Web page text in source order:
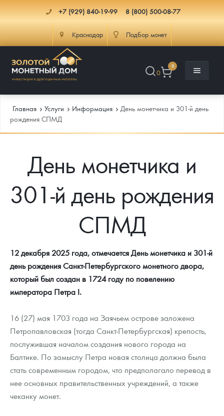
+7 (929) 840-19-99 8 (800) 500-08-77
Краснодар Подбор монет
0
0
Каталог Монет
Инвестиционные монеты
Памятные монеты России и СССР
Монеты Царской России
Монеты стран мира после 1950г
Георгий Победоносец
Золотой червонец Сеятель
Золотые слитки
Аксессуары
Гарри Поттер
Флот: ледоколы и корабли
Как сделать заказ
Гарантии
Выкуп монет
Выкуп серебряных монет
Вопрос - ответ
Памятка для работы с монетами из драгметаллов
Условия возврата
Политика конфиденциальности
Доставка
Информация
Распродажа монет и жетонов
Аналитика и события
Итоги 2025 года. Прогноз курсов золота, серебра, платины на
2026 год
Cтатьи
Георгий Победоносец - динамика цен
Котировки
Курс золота и серебра
Лом выкуп
Скупка слитков
Контакты
Наши преимущества
Письмо директору
Главная Услуги Информация
День монетчика и 301-й день
рождения СПМД
День монетчика и
301-й день рождения
СПМД
12 декабря 2025 года, отмечается День монетчика и 301-й
день рождения Санкт-Петербургского монетного двора,
который был создан в 1724 году по повелению
императора Петра I.
16 (27) мая 1703 года на Заячьем острове заложена
Петропавловская (тогда Санкт-Петербургская) крепость,
послужившая началом создания нового города на
Балтике. По замыслу Петра новая столица должна была
стать современным городом, что предполагало перевод в
нее основных правительственных учреждений, а также
чеканку монет.